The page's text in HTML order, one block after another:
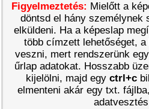
Figyelmeztetés: Mielőtt a
döntsd el hány személynek
elküldeni. Ha a képeslap
több címzett lehetőséget,
veszni, mert rendszerünk
űrlap adatokat. Hosszabb
kijelölni, majd egyctrl+c
elmenteni akár egy txt.